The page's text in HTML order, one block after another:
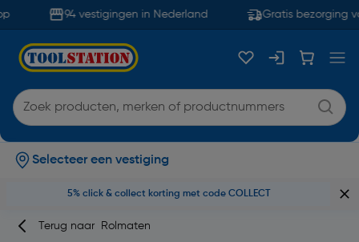
94 vestigingen in Nederland Gratis bezorging
Selecteer een vestiging
5% click & collect korting met code COLLECT
Terug naar Rolmaten